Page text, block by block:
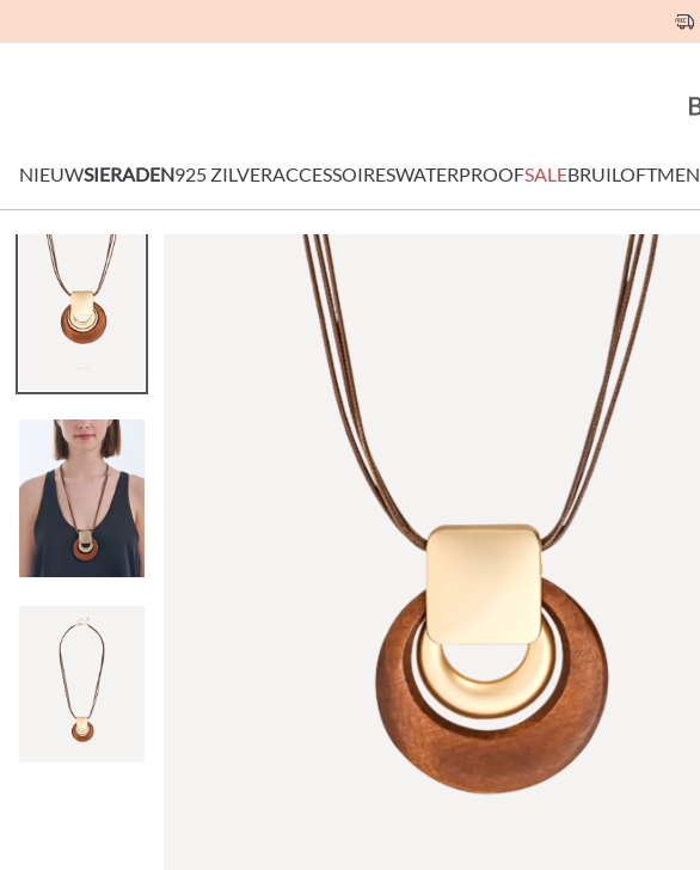
NIEUWSIERADEN925 ZILVERACCESSOIRESWATERPROOFSALEBRUILOFTMEN